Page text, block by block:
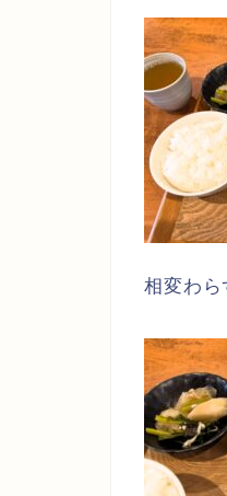
相変わら